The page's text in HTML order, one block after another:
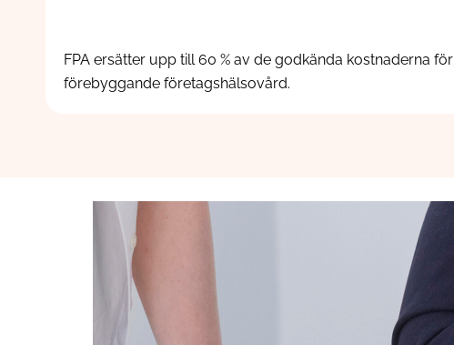
FPA ersätter upp till 60 % av de godkända kostnaderna för
förebyggande företagshälsovård.